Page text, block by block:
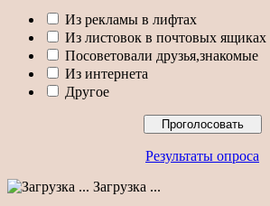
Из рекламы в лифтах
Из листовок в почтовых ящиках
Посоветовали друзья,знакомые
Из интернета
Другое
Результаты опроса
Загрузка ...